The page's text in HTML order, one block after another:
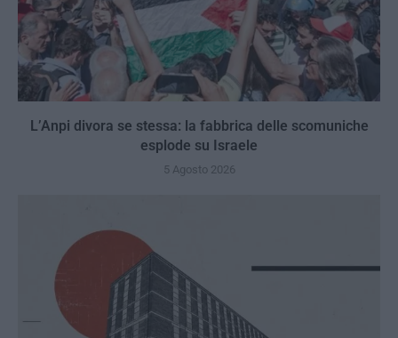
L’Anpi divora se stessa: la fabbrica delle scomuniche
esplode su Israele
5 Agosto 2026